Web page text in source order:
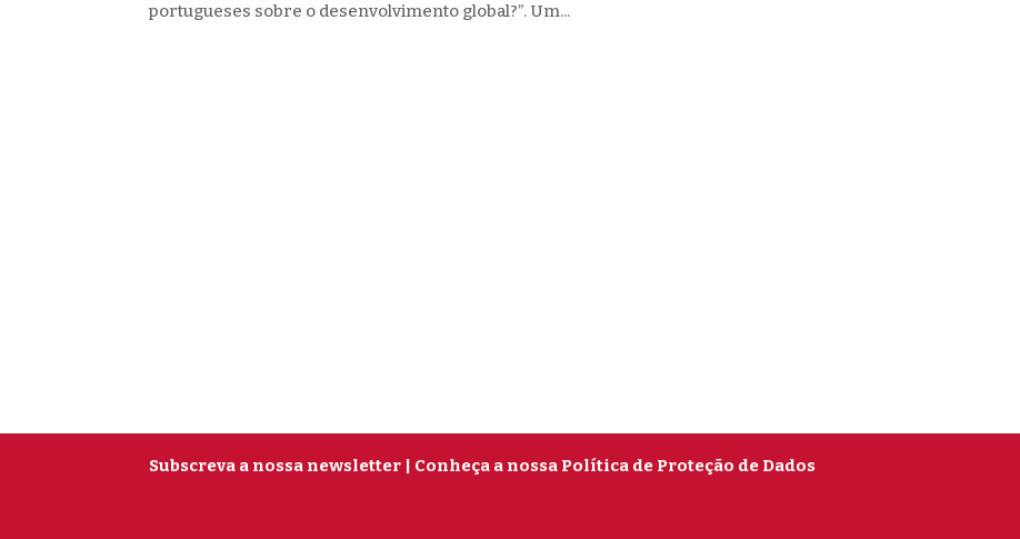
portugueses sobre o desenvolvimento global?”. Um...
Subscreva a nossa newsletter | Conheça a nossa Política de Proteção de Dados